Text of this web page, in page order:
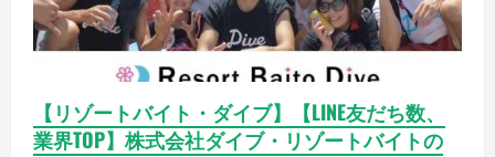
【リゾートバイト・ダイブ】【LINE友だち数、
業界TOP】株式会社ダイブ・リゾートバイトの